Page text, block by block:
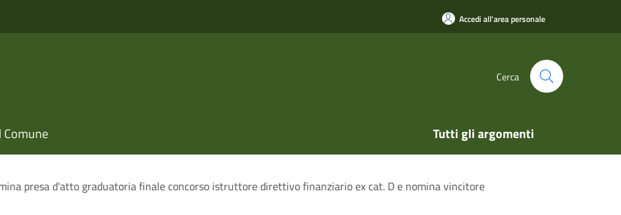
Accedi all'area personale
Cerca
Comune Tutti gli argomenti
presa d'atto graduatoria finale concorso istruttore direttivo finanziario ex cat. D e nomina vincitore